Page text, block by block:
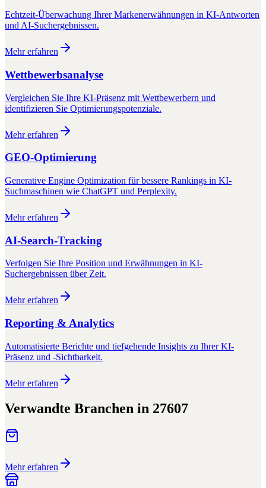
Echtzeit-Überwachung Ihrer Markenerwähnungen in KI-Antworten
und AI-Suchergebnissen.
Mehr erfahren
Wettbewerbsanalyse
Vergleichen Sie Ihre KI-Präsenz mit Wettbewerbern und
identifizieren Sie Optimierungspotenziale.
Mehr erfahren
GEO-Optimierung
Generative Engine Optimization für bessere Rankings in KI-
Suchmaschinen wie ChatGPT und Perplexity.
Mehr erfahren
AI-Search-Tracking
Verfolgen Sie Ihre Position und Erwähnungen in KI-
Suchergebnissen über Zeit.
Mehr erfahren
Reporting & Analytics
Automatisierte Berichte und tiefgehende Insights zu Ihrer KI-
Präsenz und -Sichtbarkeit.
Mehr erfahren
Verwandte Branchen in 27607
Mehr erfahren